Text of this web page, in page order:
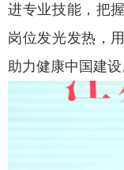
进专业技能，把
岗位发光发热，
助力健康中国建设